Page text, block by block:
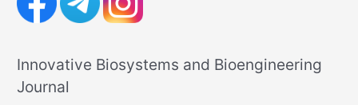
Innovative Biosystems and Bioengineering
Journal